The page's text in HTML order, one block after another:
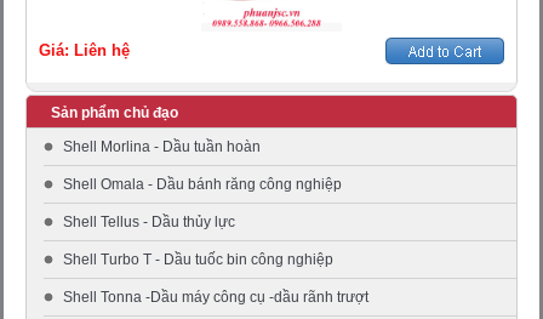
Giá: Liên hệ
Sản phẩm chủ đạo
Shell Morlina - Dầu tuần hoàn
Shell Omala - Dầu bánh răng công nghiệp
Shell Tellus - Dầu thủy lực
Shell Turbo T - Dầu tuốc bin công nghiệp
Shell Tonna -Dầu máy công cụ -dầu rãnh trượt